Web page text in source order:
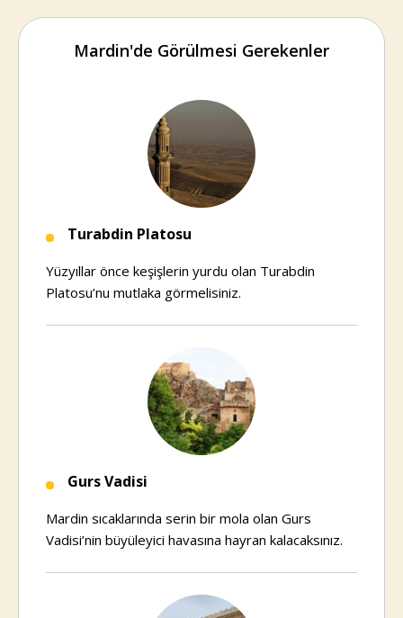
Mardin'de Görülmesi Gerekenler
Turabdin Platosu
Yüzyıllar önce keşişlerin yurdu olan Turabdin
Platosu’nu mutlaka görmelisiniz.
Gurs Vadisi
Mardin sıcaklarında serin bir mola olan Gurs
Vadisi’nin büyüleyici havasına hayran kalacaksınız.